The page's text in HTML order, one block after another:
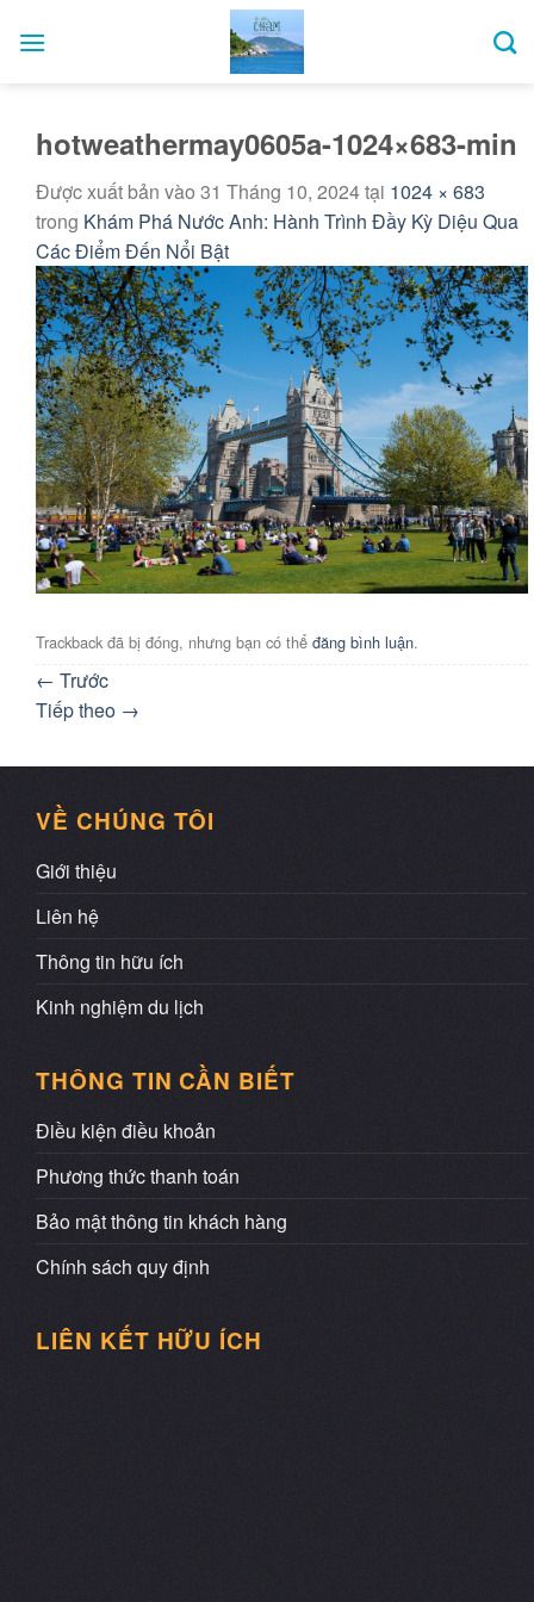
qua
hotweathermay0605a-1024×683-min
Được xuất bản vào 31 Tháng 10, 2024tại 1024 × 683
trong Khám Phá Nước Anh: Hành Trình Đầy Kỳ Diệu Qua
Các Điểm Đến Nổi Bật
Trackback đã bị đóng, nhưng bạn có thể đăng bình luận.
← Trước
Tiếp theo →
VỀ CHÚNG TÔI
Giới thiệu
Liên hệ
Thông tin hữu ích
Kinh nghiệm du lịch
THÔNG TIN CẦN BIẾT
Điều kiện điều khoản
Phương thức thanh toán
Bảo mật thông tin khách hàng
Chính sách quy định
LIÊN KẾT HỮU ÍCH